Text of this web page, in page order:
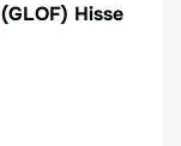
(GLOF) Hisse